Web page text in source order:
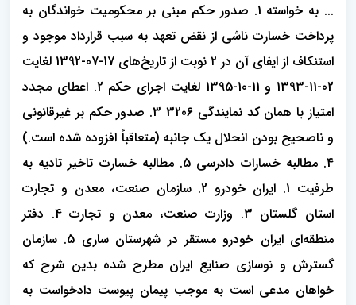
... به خواسته 1. صدور حکم مبنی بر محکومیت خواندگان به
پرداخت خسارت ناشی از نقض تعهد به سبب قرارداد موجود و
استنکاف از ایفای آن در ۲ نوبت از تاریخ‌های 17-07-1392 لغایت
02-11-1393 و 11-10-1395 لغایت اجرای حکم 2. اعطای مجدد
امتیاز با همان کد نمایندگی 3206 3. صدور حکم بر غیرقانونی
و ناصحیح بودن انحلال یک جانبه (متعاقباً افزوده شده است.)
4. مطالبه خسارات دادرسی 5. مطالبه خسارت تاخیر تادیه به
طرفیت 1. ایران خودرو 2. سازمان صنعت، معدن و تجارت
استان گلستان 3. وزارت صنعت، معدن و تجارت 4. دفتر
منطقه‌ای ایران خودرو مستقر در شهرستان ساری 5. سازمان
گسترش و نوسازی صنایع ایران مطرح شده بدین شرح که
خواهان مدعی است به موجب پیمان پیوست دادخواست به